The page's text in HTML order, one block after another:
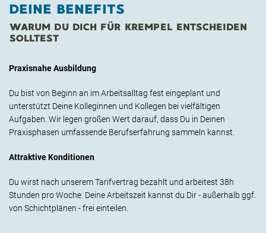
DEINE BENEFITS
WARUM DU DICH FÜR KREMPEL ENTSCHEIDEN
SOLLTEST
Praxisnahe Ausbildung
Du bist von Beginn an im Arbeitsalltag fest eingeplant und
unterstützt Deine Kolleginnen und Kollegen bei vielfältigen
Aufgaben. Wir legen großen Wert darauf, dass Du in Deinen
Praxisphasen umfassende Berufserfahrung sammeln kannst.
Attraktive Konditionen
Du wirst nach unserem Tarifvertrag bezahlt und arbeitest 38h
Stunden pro Woche. Deine Arbeitszeit kannst du Dir - außerhalb ggf.
von Schichtplänen - frei einteilen.